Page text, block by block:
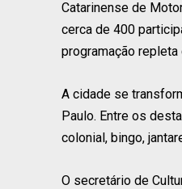
Catarinense de
cerca de 400
programação
A cidade se
Paulo. Entre os
colonial, bingo,
O secretário de